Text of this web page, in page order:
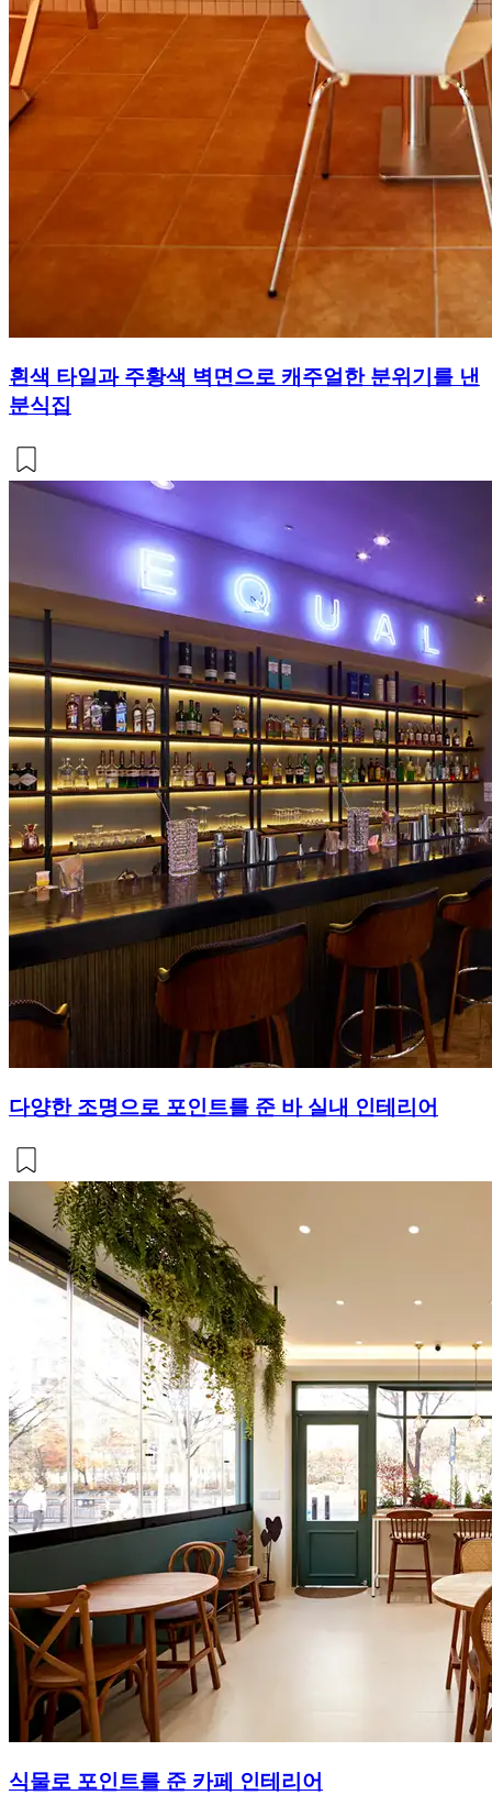
흰색 타일과 주황색 벽면으로 캐주얼한 분위기를 낸
분식집
다양한 조명으로 포인트를 준 바 실내 인테리어
식물로 포인트를 준 카페 인테리어